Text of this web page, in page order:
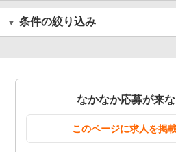
条件の絞り込み
なかなか応募が来
このページに求人を掲